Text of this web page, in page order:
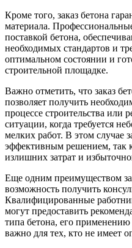
Кроме того, заказ бетона
материала.
поставкой бетона,
необходимых стандартов и
оптимальном состоянии и
строительной площадке.
Важно отметить, что заказ
позволяет получить
процессе строительства или
ситуации, когда требуется
мелких работ. В этом случае
эффективным решением, так
излишних затрат и
Еще одним преимуществом
возможность получить
Квалифицированные
могут предоставить
типа бетона, его
важно для тех, кто не имеет